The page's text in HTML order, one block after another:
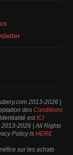
2013-2026 |
des Conditions
estICI
2026 | All Rights
Policy is HERE
sur les achats